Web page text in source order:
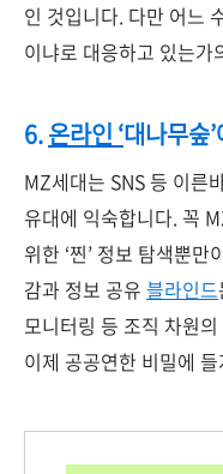
인 것입니다. 다만 어느
이냐로 대응하고 있는가
6.온라인 ‘대나무숲’
MZ세대는 SNS 등 이른
유대에 익숙합니다. 꼭
위한 ‘찐’ 정보 탐색뿐
감과 정보 공유 블라인드
모니터링 등 조직 차원
이제 공공연한 비밀에